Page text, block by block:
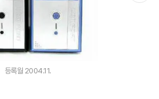
등록월 2004.11.